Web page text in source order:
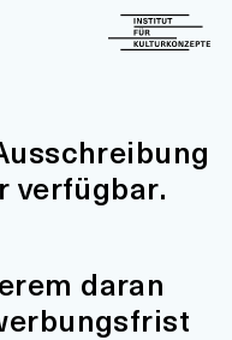
verfügbar.
daran